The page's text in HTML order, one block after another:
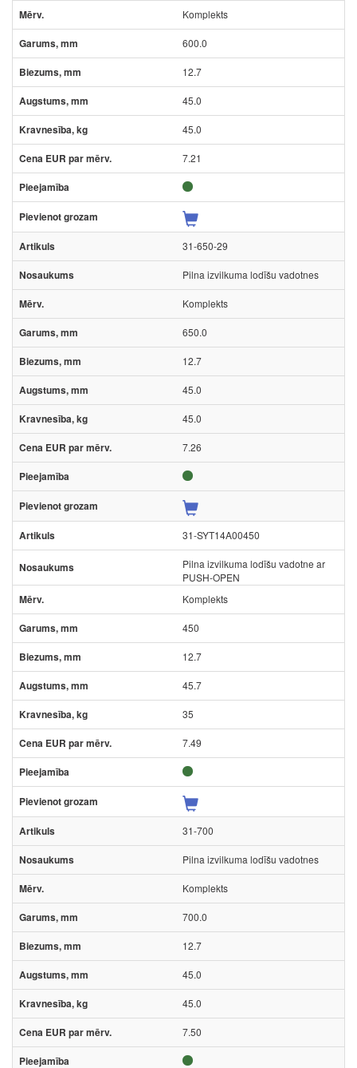
Komplekts
600.0
12.7
45.0
45.0
7.21
31-650-29
Pilna izvilkuma lodīšu vadotnes
Komplekts
650.0
12.7
45.0
45.0
7.26
31-SYT14A00450
Pilna izvilkuma lodīšu vadotne ar
PUSH-OPEN
Komplekts
450
12.7
45.7
35
7.49
31-700
Pilna izvilkuma lodīšu vadotnes
Komplekts
700.0
12.7
45.0
45.0
7.50